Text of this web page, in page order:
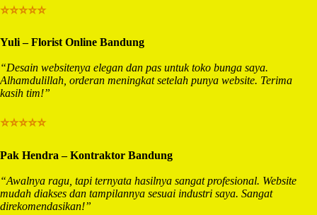
⭐⭐⭐⭐⭐
Yuli – Florist Online Bandung
“Desain websitenya elegan dan pas untuk toko bunga saya.
Alhamdulillah, orderan meningkat setelah punya website. Terima
kasih tim!”
⭐⭐⭐⭐⭐
Pak Hendra – Kontraktor Bandung
“Awalnya ragu, tapi ternyata hasilnya sangat profesional. Website
mudah diakses dan tampilannya sesuai industri saya. Sangat
direkomendasikan!”